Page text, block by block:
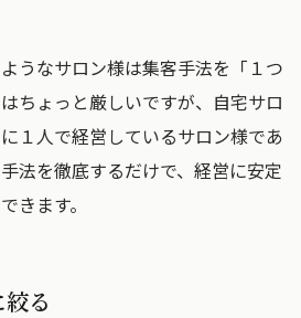
うなサロン様は集客手法を「１つ
ちょっと厳しいですが、自宅サロ
１人で経営しているサロン様であ
法を徹底するだけで、経営に安定
きます。
る